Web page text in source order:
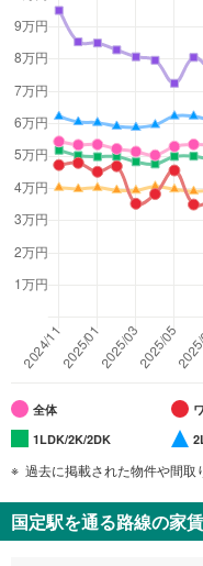
全体
1LDK/2K/2DK
過去に掲載された物件や間取
国定駅を通る路線の家